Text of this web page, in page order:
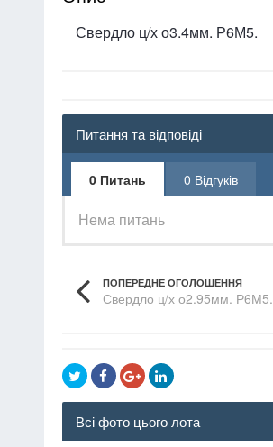
Свердло ц/х о3.4мм. Р6М5.
Питання та відповіді
0 Питань 0 Відгуків
Нема питань
ПОПЕРЕДНЕ ОГОЛОШЕННЯ
Свердло ц/х о2.95мм. Р6М5.
Всі фото цього лота